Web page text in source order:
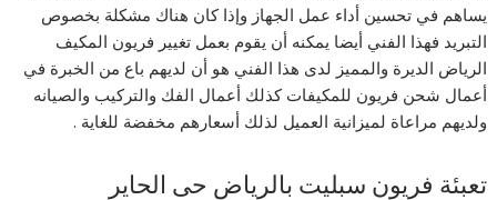
يساهم في تحسين أداء عمل الجهاز وإذا كان هناك مشكلة بخصوص
التبريد فهذا الفني أيضا يمكنه أن يقوم بعمل تغيير فريون المكيف
الرياض الديرة والمميز لدى هذا الفني هو أن لديهم باع من الخبرة في
أعمال شحن فريون للمكيفات كذلك أعمال الفك والتركيب والصيانه
ولديهم مراعاة لميزانية العميل لذلك أسعارهم مخفضة للغاية .
تعبئة فريون سبليت بالرياض حى الحاير